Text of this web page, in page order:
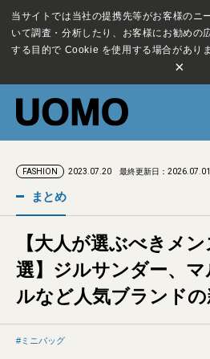
当サイトでは当社の提携先等がお客様のニ
いて調査・分析したり、お客様にお勧めの
する目的で Cookie を使用する場合がありま
×
FASHION 2023.07.20 最終更新日：2026.07.01
まとめ
【大人が選ぶべきメ
選】ジルサンダー、
ルなど人気ブランド
ミニバッグ